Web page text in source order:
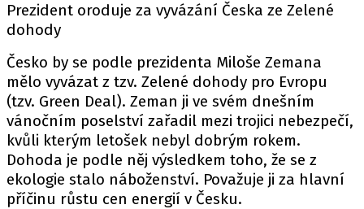
Prezident oroduje za vyvázání Česka ze Zelené
dohody
Česko by se podle prezidenta Miloše Zemana
mělo vyvázat z tzv. Zelené dohody pro Evropu
(tzv. Green Deal). Zeman ji ve svém dnešním
vánočním poselství zařadil mezi trojici nebezpečí,
kvůli kterým letošek nebyl dobrým rokem.
Dohoda je podle něj výsledkem toho, že se z
ekologie stalo náboženství. Považuje ji za hlavní
příčinu růstu cen energií v Česku.